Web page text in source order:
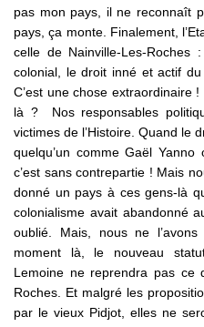
pas mon pays, il ne reconnaît
pays, ça monte. Finalement,
celle de Nainville-Les-Roches
colonial, le droit inné et actif du
C’est une chose extraordinaire
là ? Nos responsables
victimes de l’Histoire. Quand le
quelqu’un comme Gaël
c’est sans contrepartie ! Mais
donné un pays à ces gens-là
colonialisme avait abandonné
oublié. Mais, nous ne
moment là, le nouveau
Lemoine ne reprendra pas ce
Roches. Et malgré les
par le vieux Pidjot, elles ne